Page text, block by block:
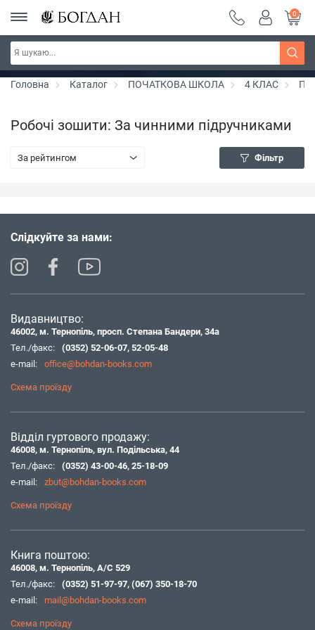
РОЗПРОДАЖ ~ 150 грн ~ 200 грн ~ 250 грн ~
300 грн ~ РОЗПРОДАЖ
Дізнатись більше
0
Головна Каталог ПОЧАТКОВА ШКОЛА 4 КЛАС
Робочі зошити: За чинними підручниками
За рейтингом Фільтр
Слідкуйте за нами:
Видавництво:
46002, м. Тернопіль, просп. Степана Бандери, 34а
Тел./факс:
(0352) 52-06-07, 52-05-48
e-mail:
office@bohdan-books.com
Схема проїзду
Відділ гуртового продажу:
46008, м. Тернопіль, вул. Подільська, 44
Тел./факс:
(0352) 43-00-46, 25-18-09
e-mail:
zbut@bohdan-books.com
Схема проїзду
Книга поштою:
46008, м. Тернопіль, А/С 529
Тел./факс:
(0352) 51-97-97, (067) 350-18-70
e-mail:
mail@bohdan-books.com
Схема проїзду